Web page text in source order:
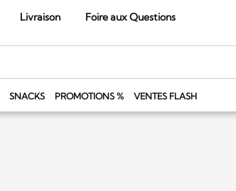
Livraison Foire aux Questions
SNACKS PROMOTIONS % VENTES FLASH